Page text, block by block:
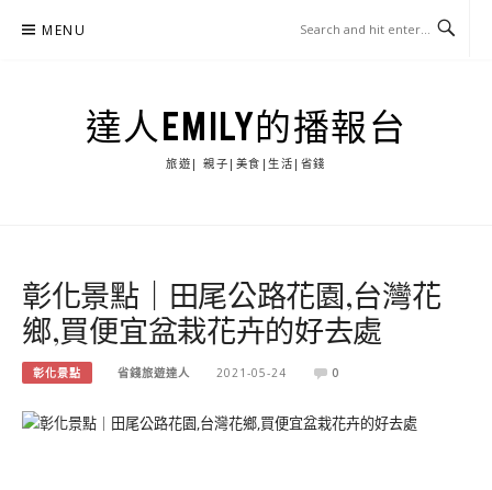
MENU
達人EMILY的播報台
旅遊| 親子|美食|生活|省錢
彰化景點｜田尾公路花園,台灣花
鄉,買便宜盆栽花卉的好去處
彰化景點 省錢旅遊達人 2021-05-24 0